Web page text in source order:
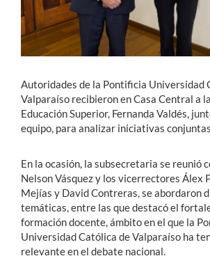
Alumni
Autoridades de la Pontificia Universidad
Valparaíso recibieron en Casa Central a
Educación Superior, Fernanda Valdés,
equipo, para analizar iniciativas conjuntas.
En la ocasión, la subsecretaria se reunió
Nelson Vásquez y los vicerrectores Álex
Mejías y David Contreras, se abordaron
temáticas, entre las que destacó el
formación docente, ámbito en el que la
Universidad Católica de Valparaíso ha
relevante en el debate nacional.